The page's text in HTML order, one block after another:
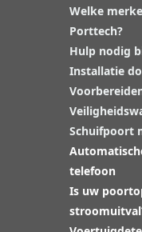
Welke
Porttech?
Hulp nodig
Installatie
Schuifpoort
telefoon
Is uw